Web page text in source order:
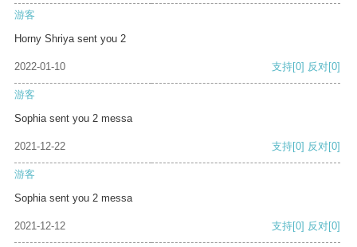
游客
Horny Shriya sent you 2
2022-01-10 支持[0] 反对[0]
游客
Sophia sent you 2 messa
2021-12-22 支持[0] 反对[0]
游客
Sophia sent you 2 messa
2021-12-12 支持[0] 反对[0]